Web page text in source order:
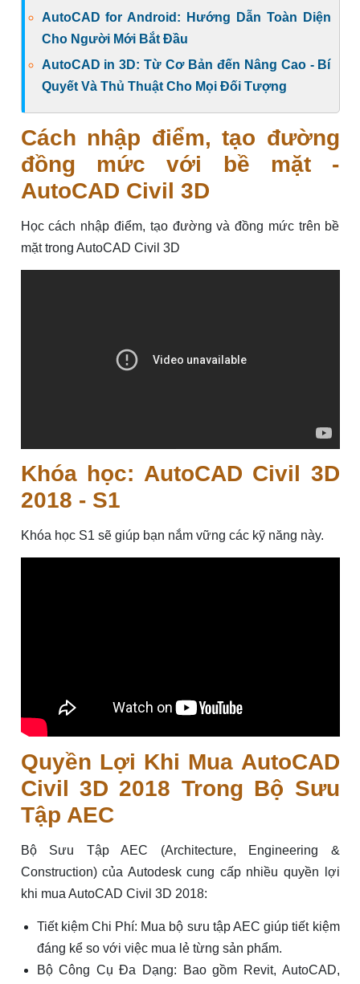
AutoCAD for Android: Hướng Dẫn Toàn Diện
Cho Người Mới Bắt Đầu
AutoCAD in 3D: Từ Cơ Bản đến Nâng Cao - Bí
Quyết Và Thủ Thuật Cho Mọi Đối Tượng
Cách nhập điểm, tạo đường
đồng mức với bề mặt -
AutoCAD Civil 3D
Học cách nhập điểm, tạo đường và đồng mức trên bề
mặt trong AutoCAD Civil 3D
Khóa học: AutoCAD Civil 3D
2018 - S1
Khóa học S1 sẽ giúp bạn nắm vững các kỹ năng này.
Quyền Lợi Khi Mua AutoCAD
Civil 3D 2018 Trong Bộ Sưu
Tập AEC
Bộ Sưu Tập AEC (Architecture, Engineering &
Construction) của Autodesk cung cấp nhiều quyền lợi
khi mua AutoCAD Civil 3D 2018:
Tiết kiệm Chi Phí: Mua bộ sưu tập AEC giúp tiết kiệm
đáng kể so với việc mua lẻ từng sản phẩm.
Bộ Công Cụ Đa Dạng: Bao gồm Revit, AutoCAD,